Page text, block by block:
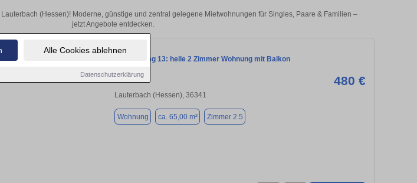
Alle Cookies ablehnen
Datenschutzerklärung
(Hessen)! Moderne, günstige und zentral gelegene Mietwohnungen für Singles, Paare & Familien –
jetzt Angebote entdecken.
Sudetenweg 13: helle 2 Zimmer Wohnung mit Balkon
480 €
Lauterbach (Hessen), 36341
Wohnung ca. 65,00 m² Zimmer 2.5